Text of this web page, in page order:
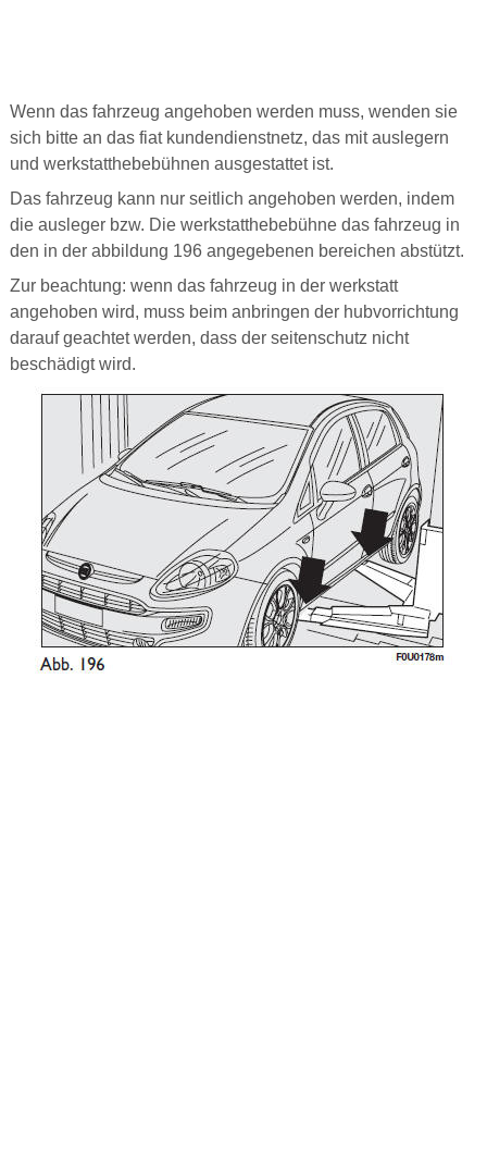
Wenn das fahrzeug angehoben werden muss, wenden sie
sich bitte an das fiat kundendienstnetz, das mit auslegern
und werkstatthebebühnen ausgestattet ist.
Das fahrzeug kann nur seitlich angehoben werden, indem
die ausleger bzw. Die werkstatthebebühne das fahrzeug in
den in der abbildung 196 angegebenen bereichen abstützt.
Zur beachtung: wenn das fahrzeug in der werkstatt
angehoben wird, muss beim anbringen der hubvorrichtung
darauf geachtet werden, dass der seitenschutz nicht
beschädigt wird.